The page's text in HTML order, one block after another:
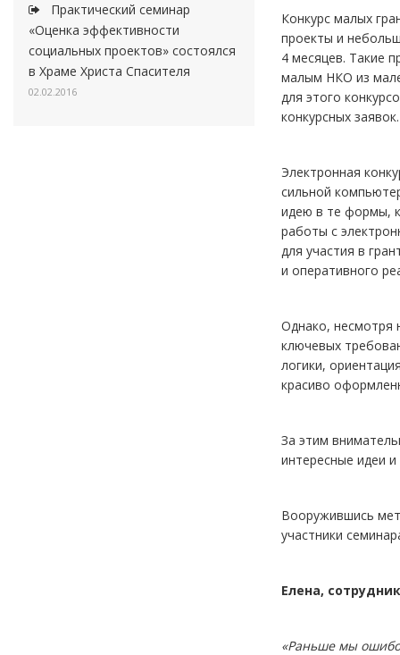
Практический семинар
«Оценка эффективности
социальных проектов» состоялся
в Храме Христа Спасителя
02.02.2016
Конкурс малых
проекты и
4 месяцев. Такие
малым НКО из
для этого
конкурсных заявок.
Электронная
сильной
идею в те формы,
работы с
для участия в
и оперативного
Однако, несмотря
ключевых
логики,
красиво
За этим
интересные идеи
Вооружившись
участники
Елена,
«Раньше мы